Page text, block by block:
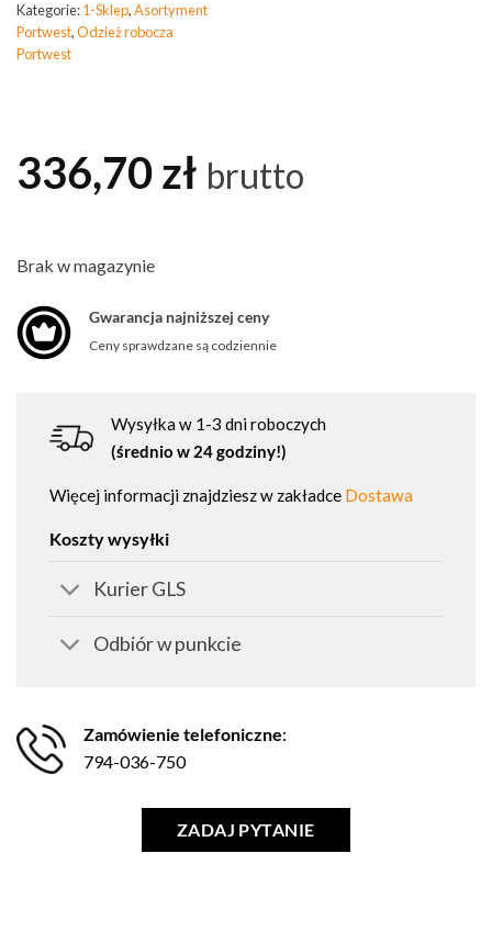
Kategorie:1-Sklep,Asortyment
Portwest,Odzież robocza
Portwest
336,70zł brutto
Brak w magazynie
Gwarancja najniższej ceny
Ceny sprawdzane są codziennie
Wysyłka w 1-3 dni roboczych
(średnio w 24 godziny!)
Więcej informacji znajdziesz w zakładce Dostawa
Koszty wysyłki
Kurier GLS
Odbiór w punkcie
Zamówienie telefoniczne:
794-036-750
ZADAJ PYTANIE